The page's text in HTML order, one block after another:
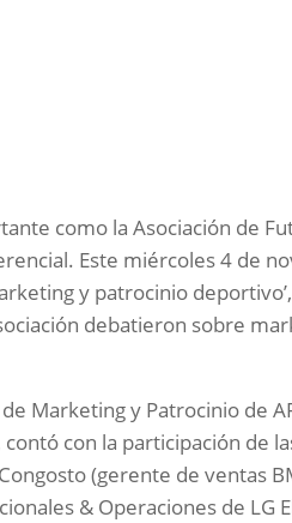
como la Asociación de
Este miércoles 4 de
y patrocinio
debatieron sobre
Marketing y Patrocinio de
con la participación de
(gerente de ventas
& Operaciones de LG